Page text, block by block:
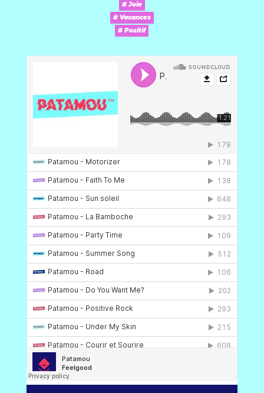
# Joie
# Vacances
# Positif